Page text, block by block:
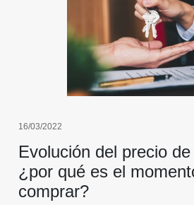
16/03/2022
Evolución del precio
¿por qué es el
comprar?